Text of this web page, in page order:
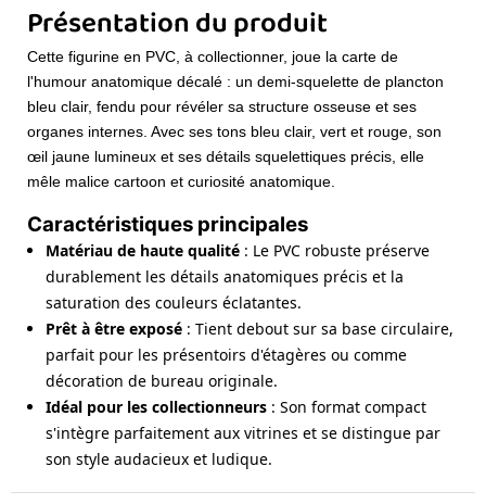
Présentation du produit
Cette figurine en PVC, à collectionner, joue la carte de
l'humour anatomique décalé : un demi-squelette de plancton
bleu clair, fendu pour révéler sa structure osseuse et ses
organes internes. Avec ses tons bleu clair, vert et rouge, son
œil jaune lumineux et ses détails squelettiques précis, elle
mêle malice cartoon et curiosité anatomique.
Caractéristiques principales
Matériau de haute qualité: Le PVC robuste préserve
durablement les détails anatomiques précis et la
saturation des couleurs éclatantes.
Prêt à être exposé: Tient debout sur sa base circulaire,
parfait pour les présentoirs d'étagères ou comme
décoration de bureau originale.
Idéal pour les collectionneurs: Son format compact
s'intègre parfaitement aux vitrines et se distingue par
son style audacieux et ludique.